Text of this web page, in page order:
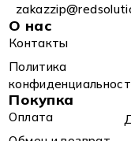
О нас
Контакты
Политика
Покупка
Оплата